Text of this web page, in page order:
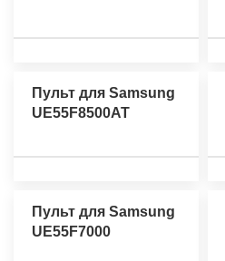
Пульт для Samsung
UE55F8500AT
Пульт для Samsung
UE55F7000